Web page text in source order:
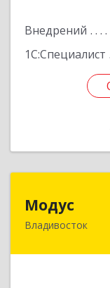
Внедрений
1С:Специалист
Модус
Владивосток
690034,